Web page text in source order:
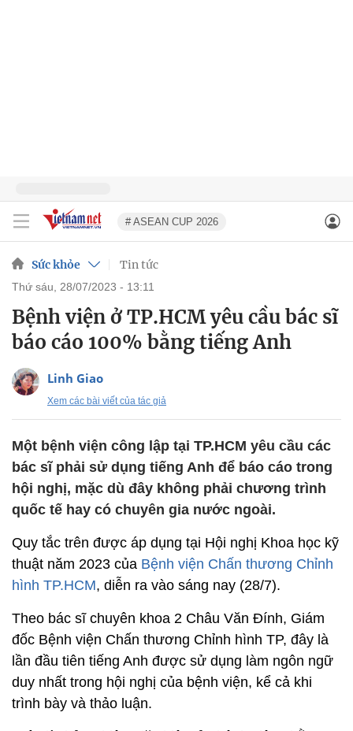
# ASEAN CUP 2026
Sức khỏe Tin tức
thứ sáu, 28/07/2023 - 13:11
Bệnh viện ở TP.HCM yêu cầu bác sĩ
báo cáo 100% bằng tiếng Anh
Linh Giao
Xem các bài viết của tác giả
Một bệnh viện công lập tại TP.HCM yêu cầu các
bác sĩ phải sử dụng tiếng Anh để báo cáo trong
hội nghị, mặc dù đây không phải chương trình
quốc tế hay có chuyên gia nước ngoài.
Quy tắc trên được áp dụng tại Hội nghị Khoa học kỹ
thuật năm 2023 của Bệnh viện Chấn thương Chỉnh
hình TP.HCM, diễn ra vào sáng nay (28/7).
Theo bác sĩ chuyên khoa 2 Châu Văn Đính, Giám
đốc Bệnh viện Chấn thương Chỉnh hình TP, đây là
lần đầu tiên tiếng Anh được sử dụng làm ngôn ngữ
duy nhất trong hội nghị của bệnh viện, kể cả khi
trình bày và thảo luận.